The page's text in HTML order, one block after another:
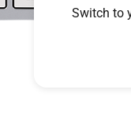
Switch to